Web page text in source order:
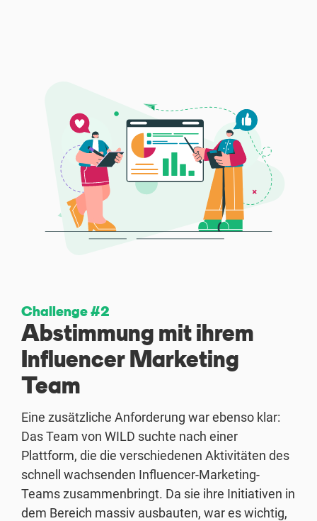
Challenge #2
Abstimmung mit ihrem
Influencer Marketing
Team
Eine zusätzliche Anforderung war ebenso klar:
Das Team von WILD suchte nach einer
Plattform, die die verschiedenen Aktivitäten des
schnell wachsenden Influencer-Marketing-
Teams zusammenbringt. Da sie ihre Initiativen in
dem Bereich massiv ausbauten, war es wichtig,